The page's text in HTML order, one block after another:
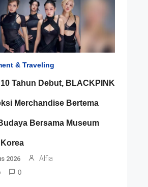
& Traveling
Tahun Debut, BLACKPINK
Merchandise Bertema
Bersama Museum
2026
Alfia
0